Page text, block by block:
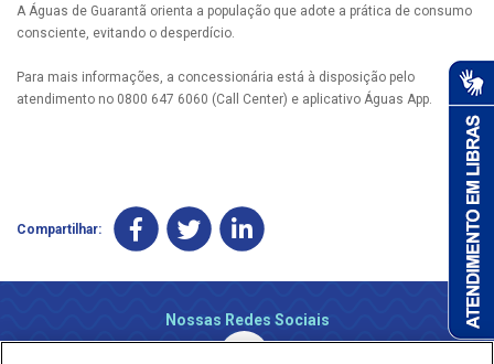
A Águas de Guarantã orienta a população que adote a prática de consumo
consciente, evitando o desperdício.
Para mais informações, a concessionária está à disposição pelo
atendimento no 0800 647 6060 (Call Center) e aplicativo Águas App.
Compartilhar:
Nossas Redes Sociais